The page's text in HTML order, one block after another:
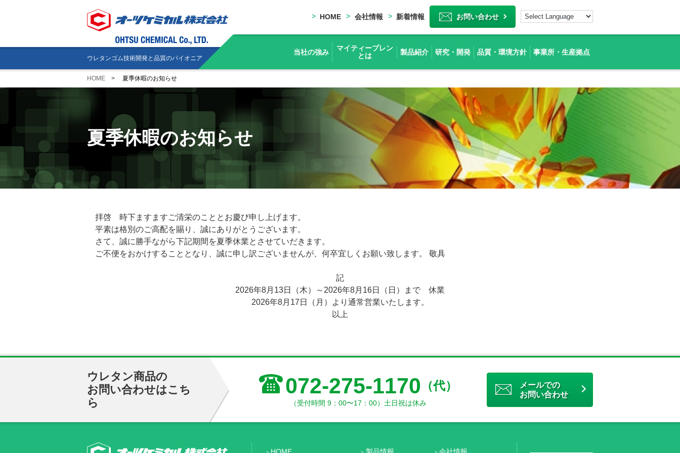
ウレタンゴム技術開発と品質のパイオニア
HOME 会社情報 新着情報 お問い合わせ
当社の強み
マイティープレン
とは
製品紹介 研究・開発 品質・環境方針 事業所・生産拠点
HOME 夏季休暇のお知らせ
夏季休暇のお知らせ
拝啓 時下ますますご清栄のこととお慶び申し上げます。
平素は格別のご高配を賜り、誠にありがとうございます。
さて、誠に勝手ながら下記期間を夏季休業とさせていだきます。
ご不便をおかけすることとなり、誠に申し訳ございませんが、何卒宜しくお願い致します。 敬具
記
2026年8月13日（木）～2026年8月16日（日）まで 休業
2026年8月17日（月）より通常営業いたします。
以上
ウレタン商品の
お問い合わせはこち
ら
072-275-1170 （代）
（受付時間 9：00〜17：00）土日祝は休み
メールでの
お問い合わせ